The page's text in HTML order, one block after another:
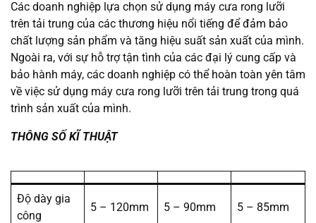
Các doanh nghiệp lựa chọn sử dụng máy cưa rong lưỡi
trên tải trung của các thương hiệu nổi tiếng để đảm bảo
chất lượng sản phẩm và tăng hiệu suất sản xuất của mình.
Ngoài ra, với sự hỗ trợ tận tình của các đại lý cung cấp và
bảo hành máy, các doanh nghiệp có thể hoàn toàn yên tâm
về việc sử dụng máy cưa rong lưỡi trên tải trung trong quá
trình sản xuất của mình.
THÔNG SỐ KĨ THUẬT
Độ dày gia
công
5 – 120mm 5 – 90mm 5 – 85mm